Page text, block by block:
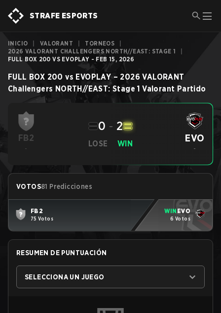
STRAFE ESPORTS
INICIO VALORANT TORNEOS
2026 VALORANT CHALLENGERS NORTH//EAST: STAGE 1
FULL BOX 200 VS EVOPLAY - FEB 15, 2026
FULL BOX 200 vs EVOPLAY– 2026 VALORANT
Challengers NORTH//EAST: Stage 1 Valorant Partido
FB2
-
LOSE
0 - 2
WIN EVO
-
VOTOS81 Predicciones
FB2
75 Votos
WIN EVO
6 Votos
RESUMEN DE PUNTUACIÓN
SELECCIONA UN JUEGO